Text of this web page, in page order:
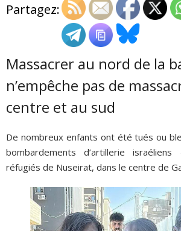
QUI SOMMES-NOUS ?
ADHÉSIONS, DONS, CONTACT
Partagez:
Massacrer au nord de la
n’empêche pas de
centre et au sud
De nombreux enfants ont été tués ou
bombardements d’artillerie
réfugiés de Nuseirat, dans le centre de